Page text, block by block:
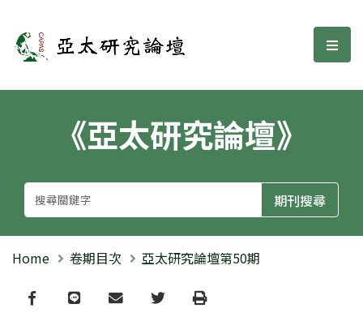
亞太研究論壇 選
《亞太研究論壇》
Home 卷期目次 亞太研究論壇第50期
Facebook
line email TwitterPrint